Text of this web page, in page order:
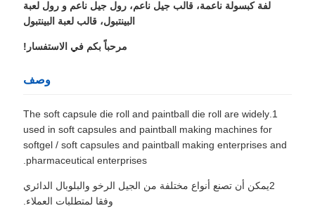
لفة كبسولة ناعمة، قالب جيل ناعم، رول جيل ناعم و رول لعبة
البينتبول، قالب لعبة البينتبول
مرحباً بكم في الاستفسار!
وصف
1.The soft capsule die roll and paintball die roll are widely
used in soft capsules and paintball making machines for
softgel / soft capsules and paintball making enterprises and
pharmaceutical enterprises.
2يمكن أن تصنع أنواع مختلفة من الجيل الرخو والبلوبال الدائري
وفقا لمتطلبات العملاء.